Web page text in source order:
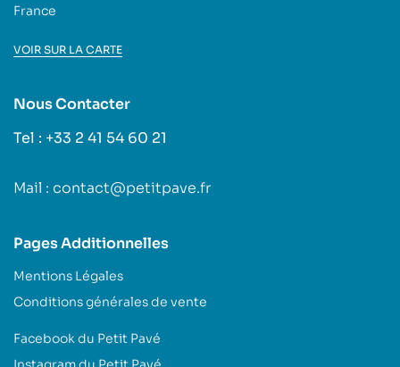
France
VOIR SUR LA CARTE
Nous Contacter
Tel : +33 2 41 54 60 21
Mail : contact@petitpave.fr
Pages Additionnelles
Mentions Légales
Conditions générales de vente
Facebook du Petit Pavé